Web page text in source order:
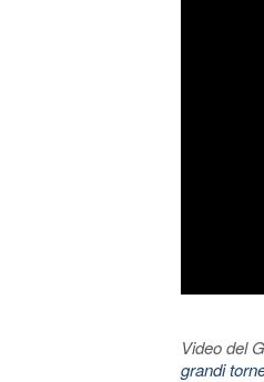
Video del
grandi